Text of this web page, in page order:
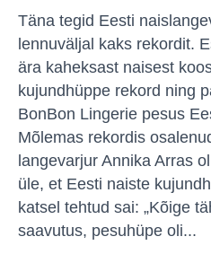
Täna tegid Eesti
lennuväljal kaks rekordit.
ära kaheksast naisest
kujundhüppe rekord ning
BonBon Lingerie pesus
Mõlemas rekordis
langevarjur Annika Arras
üle, et Eesti naiste
katsel tehtud sai: „Kõige
saavutus, pesuhüpe oli...